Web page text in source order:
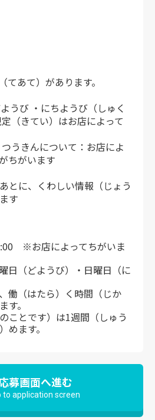
てあて）があります。
うび ・にちようび（しゅく
（きてい）はお店によって
うきんについて：お店によ
ちがいます
とに、くわしい情報（じょう
す
※お店によってちがいま
日（どようび）・日曜日（に
働（はたら）く時間（じか
す。
ことです）は1週間（しゅう
めます。
募画面へ進む
to application screen